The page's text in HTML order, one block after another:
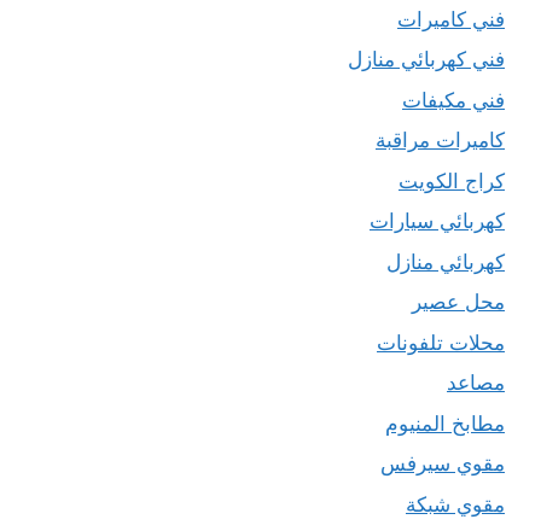
فني كاميرات
فني كهربائي منازل
فني مكيفات
كاميرات مراقبة
كراج الكويت
كهربائي سيارات
كهربائي منازل
محل عصير
محلات تلفونات
مصاعد
مطابخ المنيوم
مقوي سيرفس
مقوي شبكة